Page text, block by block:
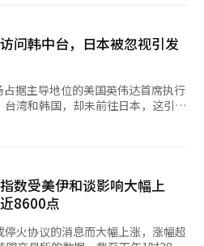
收盘。 在KOSDAQ市
亿韩元和2163亿韩元，支撑了指
亿韩元。 市值较大的股
3.56%）、生态动力（9.47%）、
机器人（6.09%）、科隆组织
等股票上涨。相反，主成工程
）、利诺工业（-6.32%）、伊奥
※ 本报道经人工智能（AI）系统翻
粉丝的
24小时的比赛，管理员也真的24
汽车品牌官方频道中最有趣的互
” 此外，此次勒芒24
Magma Racing的竞争力，还创造
文化。尤其是对于通宵观看直播的
动成为了另一个乐趣。※ 本报道
保持净卖出，增加了国内股市的供
也大幅增加。数据显示，外国投资
万亿韩元，较上月的1.8万亿韩元增
万亿韩元相比，增幅超过130%。
的占比也在扩大。本月外国投资者
68.2%上升了7.5个百分点。与两
显著。考虑到今年初外国投资者的
近期的增长趋势相对陡峭。 在借
卖空的前置步骤。 外国投资者的
亿韩元增加到本月的约76.5万亿韩
虽然股市上涨导致余额评估金额增
额中外国投资者的占比也从47.4%上
在借贷市场的参与扩大。虽然不能
卖空的扩大，但也有观察认为，卖
问韩中台，日本被忽视引发
据主导地位的美国英伟达首席执行
湾和韩国，却未前往日本，这引发
导体材料和设备领域仍具优势，但
台湾和韩国，而日本却被忽
的竞争力正在减弱，同时也暗示日
：“台湾是AI革命的中心”，而在韩
国的合作伙伴。”在台湾，他与台
数受美伊和谈影响大幅上
8600点
火协议的消息而大幅上涨，涨幅超